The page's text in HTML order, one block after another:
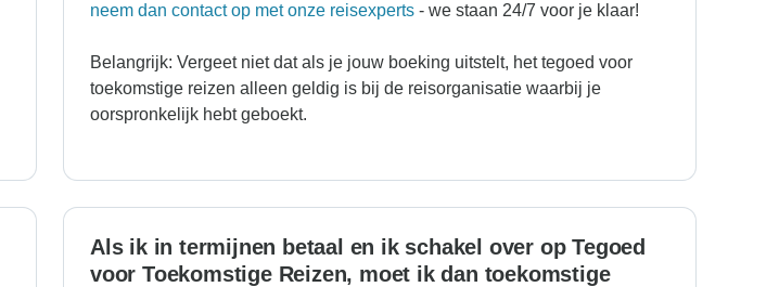
neem dan contact op met onze reisexperts - we staan 24/7 voor je klaar!
Belangrijk: Vergeet niet dat als je jouw boeking uitstelt, het tegoed voor
toekomstige reizen alleen geldig is bij de reisorganisatie waarbij je
oorspronkelijk hebt geboekt.
Als ik in termijnen betaal en ik schakel over op Tegoed
voor Toekomstige Reizen, moet ik dan toekomstige